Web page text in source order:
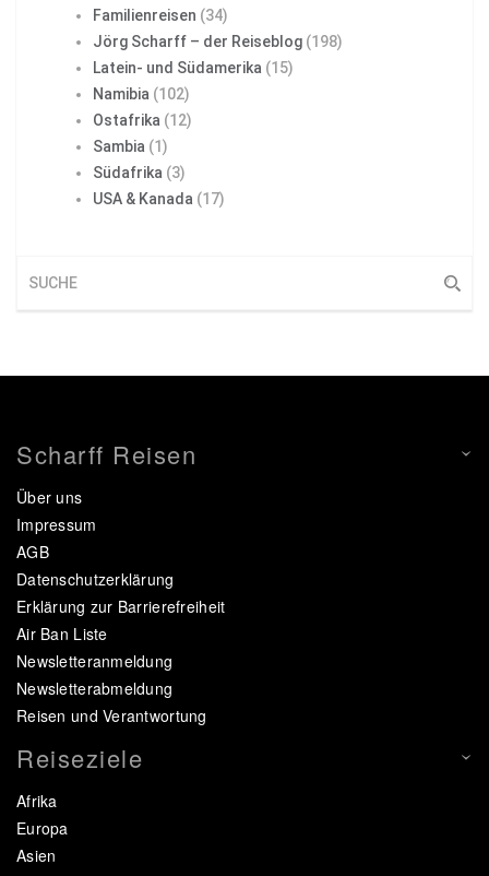
Familienreisen (34)
Jörg Scharff – der Reiseblog (198)
Latein- und Südamerika (15)
Namibia (102)
Ostafrika (12)
Sambia (1)
Südafrika (3)
USA & Kanada (17)
Scharff Reisen
Über uns
Impressum
AGB
Datenschutzerklärung
Erklärung zur Barrierefreiheit
Air Ban Liste
Newsletteranmeldung
Newsletterabmeldung
Reisen und Verantwortung
Reiseziele
Afrika
Europa
Asien